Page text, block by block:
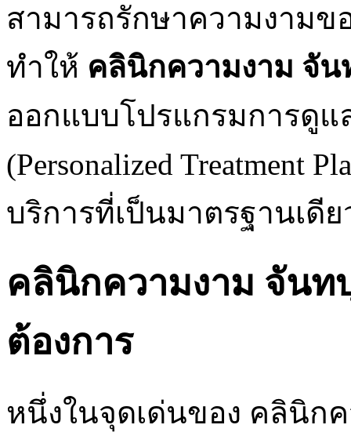
สามารถรักษาความงามข
ทำให้ คลินิกความงาม จัน
ออกแบบโปรแกรมการดู
(Personalized Treatment
บริการที่เป็นมาตรฐานเดี
คลินิกความงาม จันท
ต้องการ
หนึ่งในจุดเด่นของ คลินิก